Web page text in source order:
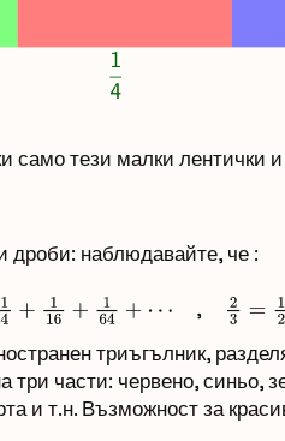
само тези малки лентички
дроби: наблюдавайте, че :
16+ 164 +⋯ , =1 2+ 1
триъгълник,
части: червено, синьо,
и т.н. Възможност за